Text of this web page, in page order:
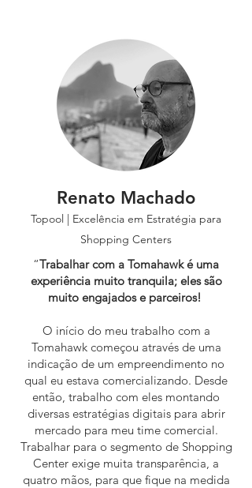
Renato Machado
Topool | Excelência em Estratégia para
Shopping Centers
“Trabalhar com a Tomahawk é uma
experiência muito tranquila; eles são
muito engajados e parceiros!
O início do meu trabalho com a
Tomahawk começou através de uma
indicação de um empreendimento no
qual eu estava comercializando. Desde
então, trabalho com eles montando
diversas estratégias digitais para abrir
mercado para meu time comercial.
Trabalhar para o segmento de Shopping
Center exige muita transparência, a
quatro mãos, para que fique na medida